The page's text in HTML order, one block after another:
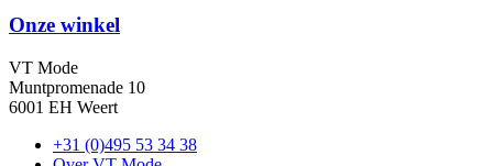
Onze winkel
VT Mode
Muntpromenade 10
6001 EH Weert
+31 (0)495 53 34 38